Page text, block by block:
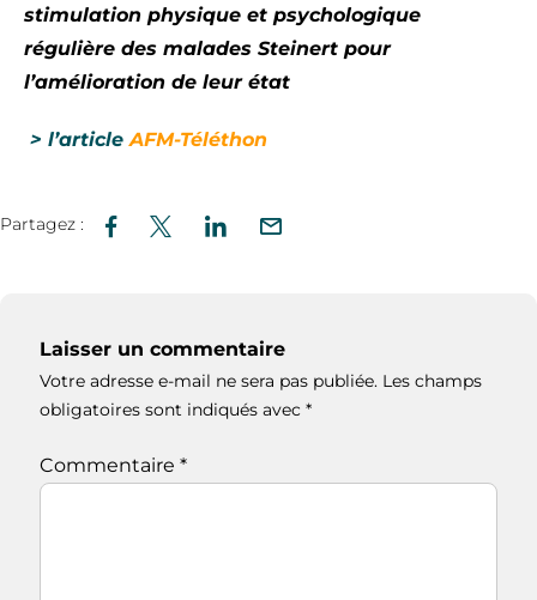
stimulation physique et psychologique
régulière des malades Steinert pour
l’amélioration de leur état
> l’articleAFM-Téléthon
Partagez :
Laisser un commentaire
Votre adresse e-mail ne sera pas publiée. Les champs
obligatoires sont indiqués avec *
Commentaire *